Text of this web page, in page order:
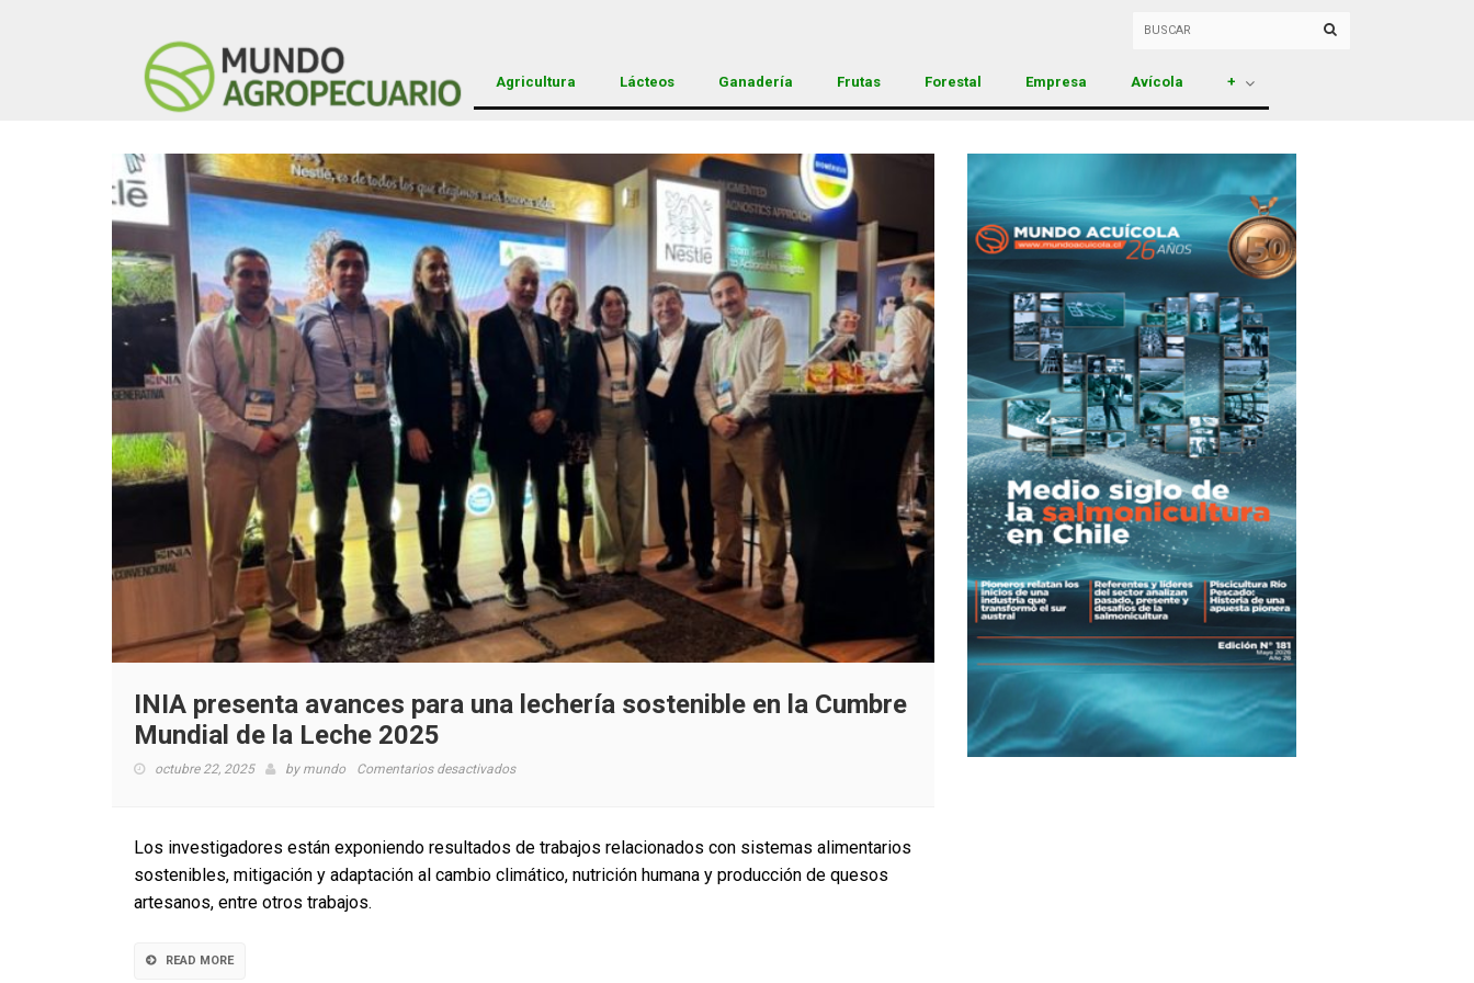
Agricultura Lácteos Ganadería Frutas Forestal Empresa Avícola +
INIA presenta avances para una lechería sostenible en la Cumbre
Mundial de la Leche 2025
octubre 22, 2025 by mundo Comentarios desactivadosen
para
una
Los investigadores están exponiendo resultados de trabajos relacionados con sistemas alimentarios
sostenibles, mitigación y adaptación al cambio climático, nutrición humana y producción de quesos
artesanos, entre otros trabajos.
READ MORE